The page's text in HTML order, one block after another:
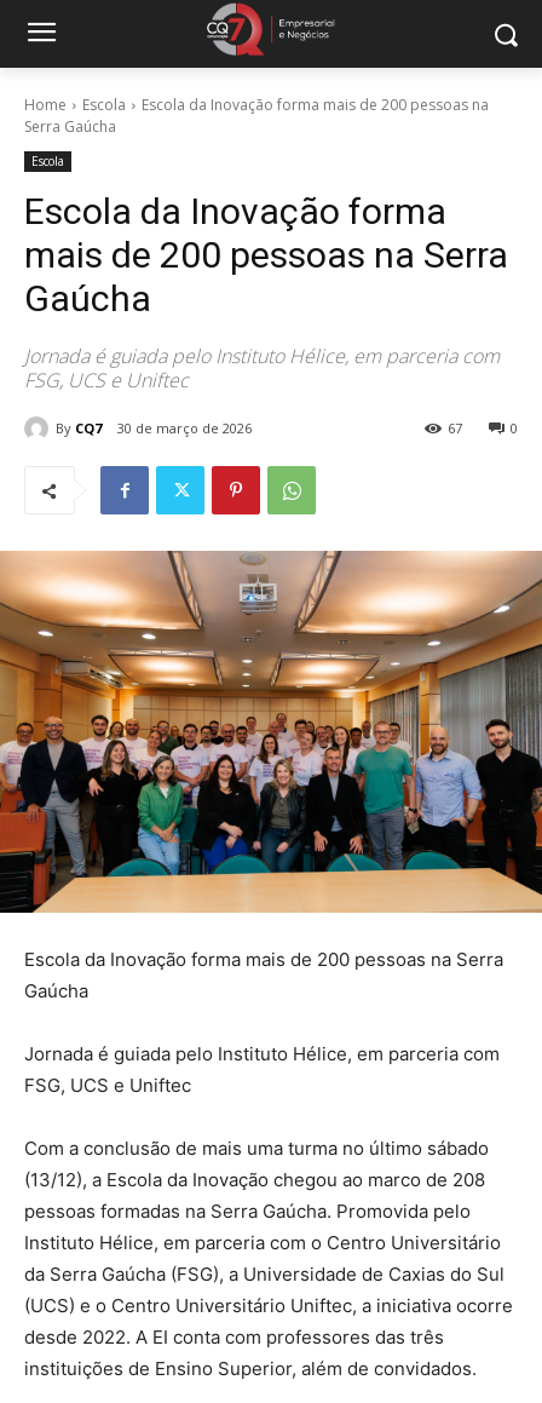
Home Escola
Escola da Inovação forma mais de 200 pessoas na
Serra Gaúcha
Escola
Escola da Inovação forma
mais de 200 pessoas na Serra
Gaúcha
Jornada é guiada pelo Instituto Hélice, em parceria com
FSG, UCS e Uniftec
By CQ7 30 de março de 2026 0
67
Escola da Inovação forma mais de 200 pessoas na Serra
Gaúcha
Jornada é guiada pelo Instituto Hélice, em parceria com
FSG, UCS e Uniftec
Com a conclusão de mais uma turma no último sábado
(13/12), a Escola da Inovação chegou ao marco de 208
pessoas formadas na Serra Gaúcha. Promovida pelo
Instituto Hélice, em parceria com o Centro Universitário
da Serra Gaúcha (FSG), a Universidade de Caxias do Sul
(UCS) e o Centro Universitário Uniftec, a iniciativa ocorre
desde 2022. A EI conta com professores das três
instituições de Ensino Superior, além de convidados.